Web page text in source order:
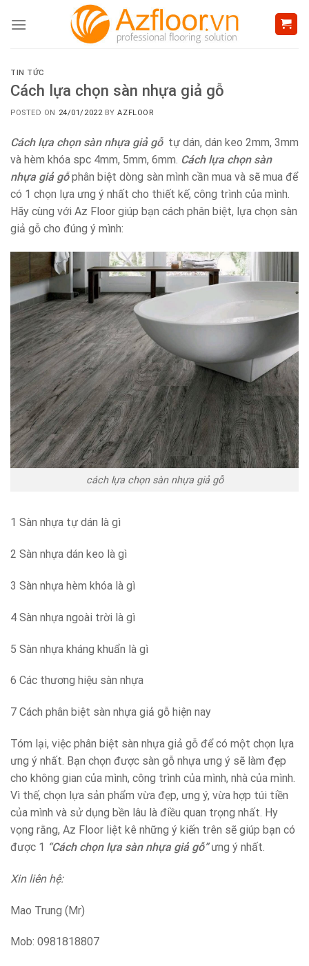
TIN TỨC
Cách lựa chọn sàn nhựa giả gỗ
POSTED ON 24/01/2022BYAZFLOOR
Cách lựa chọn sàn nhựa giả gỗ tự dán, dán keo 2mm, 3mm
và hèm khóa spc 4mm, 5mm, 6mm. Cách lựa chọn sàn
nhựa giả gỗphân biệt dòng sàn mình cần mua và sẽ mua để
có 1 chọn lựa ưng ý nhất cho thiết kế, công trình của mình.
Hãy cùng với Az Floor giúp bạn cách phân biệt, lựa chọn sàn
giả gỗ cho đúng ý mình:
cách lựa chọn sàn nhựa giả gỗ
1 Sàn nhựa tự dán là gì
2 Sàn nhựa dán keo là gì
3 Sàn nhựa hèm khóa là gì
4 Sàn nhựa ngoài trời là gì
5 Sàn nhựa kháng khuẩn là gì
6 Các thương hiệu sàn nhựa
7 Cách phân biệt sàn nhựa giả gỗ hiện nay
Tóm lại, việc phân biệt sàn nhựa giả gỗ để có một chọn lựa
ưng ý nhất. Bạn chọn được sàn gỗ nhựa ưng ý sẽ làm đẹp
cho không gian của mình, công trình của mình, nhà của mình.
Vì thế, chọn lựa sản phẩm vừa đẹp, ưng ý, vừa hợp túi tiền
của mình và sử dụng bền lâu là điều quan trọng nhất. Hy
vọng rằng, Az Floor liệt kê những ý kiến trên sẽ giúp bạn có
được 1 “Cách chọn lựa sàn nhựa giả gỗ” ưng ý nhất.
Xin liên hệ:
Mao Trung (Mr)
Mob: 0981818807